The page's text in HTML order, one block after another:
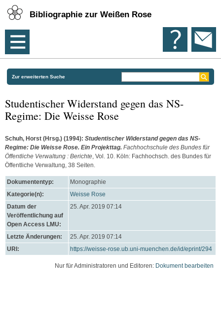
Bibliographie zur Weißen Rose
Zur erweiterten Suche
Studentischer Widerstand gegen das NS-
Regime: Die Weisse Rose
Schuh, Horst (Hrsg.) (1994): Studentischer Widerstand gegen das NS-
Regime: Die Weisse Rose. Ein Projekttag. Fachhochschule des Bundes für
Öffentliche Verwaltung : Berichte, Vol. 10. Köln: Fachhochsch. des Bundes für
Öffentliche Verwaltung, 38 Seiten.
Dokumententyp:
Monographie
Kategorie(n):
Weisse Rose
Datum der
Veröffentlichung auf
Open Access LMU:
25. Apr. 2019 07:14
Letzte Änderungen:
25. Apr. 2019 07:14
URI:
https://weisse-rose.ub.uni-muenchen.de/id/eprint/294
Nur für Administratoren und Editoren: Dokument bearbeiten